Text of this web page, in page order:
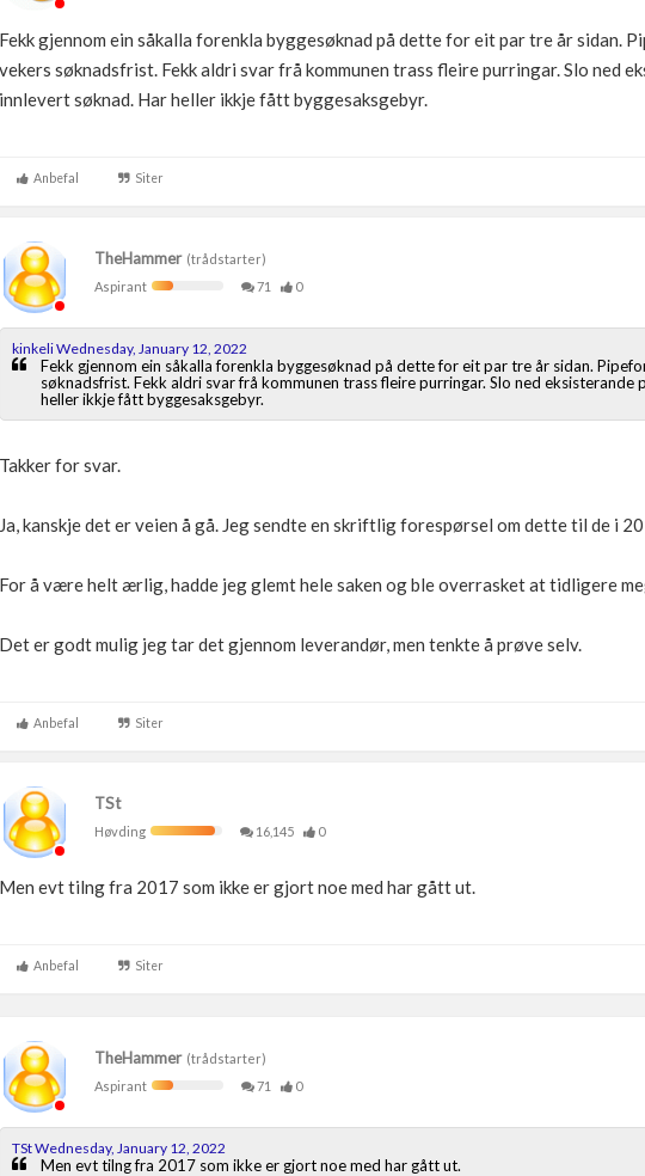
Fekk gjennom ein såkalla forenkla byggesøknad på dette for eit par tre år sidan.
vekers søknadsfrist. Fekk aldri svar frå kommunen trass fleire purringar. Slo ned
innlevert søknad. Har heller ikkje fått byggesaksgebyr.
Anbefal Siter
TheHammer(trådstarter)
Aspirant
71 0
kinkeli Wednesday, January 12, 2022
Fekk gjennom ein såkalla forenkla byggesøknad på dette for eit par tre år sidan.
søknadsfrist. Fekk aldri svar frå kommunen trass fleire purringar. Slo ned
heller ikkje fått byggesaksgebyr.
Takker for svar.
Ja, kanskje det er veien å gå. Jeg sendte en skriftlig forespørsel om dette til de i
For å være helt ærlig, hadde jeg glemt hele saken og ble overrasket at tidligere
Det er godt mulig jeg tar det gjennom leverandør, men tenkte å prøve selv.
Anbefal Siter
TSt
Høvding
16,145 0
Men evt tilng fra 2017 som ikke er gjort noe med har gått ut.
Anbefal Siter
TheHammer(trådstarter)
Aspirant
71 0
TSt Wednesday, January 12, 2022
Men evt tilng fra 2017 som ikke er gjort noe med har gått ut.